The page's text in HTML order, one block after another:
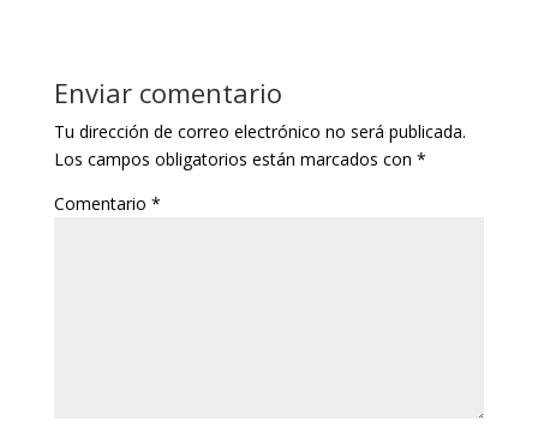
Enviar comentario
Tu dirección de correo electrónico no será publicada.
Los campos obligatorios están marcados con *
Comentario *